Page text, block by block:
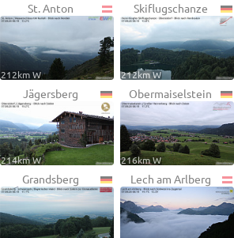
St. Anton
212km W
Skiflugschanze
212km W
Jägersberg
214km W
Obermaiselstein
216km W
Grandsberg Lech am Arlberg